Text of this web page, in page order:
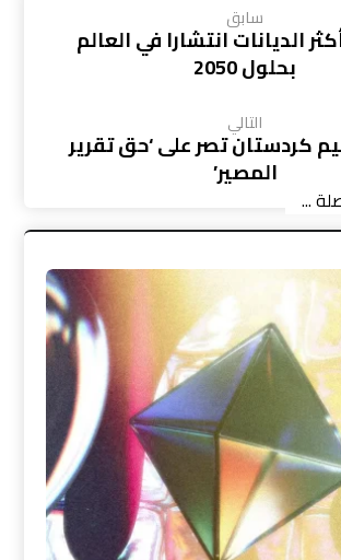
سابق
الديانات انتشارا في العالم
بحلول 2050
التالي
كردستان تصر على ‘حق تقرير
المصير’
...